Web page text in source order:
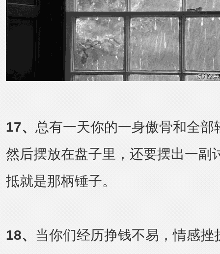
17、 总有一天你的一身傲骨和全部
然后摆放在盘子里，还要摆出一副
抵就是那柄锤子。
18、 当你们经历挣钱不易，情感